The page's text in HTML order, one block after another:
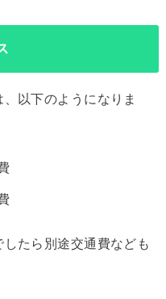
以下のようになりま
たら別途交通費なども